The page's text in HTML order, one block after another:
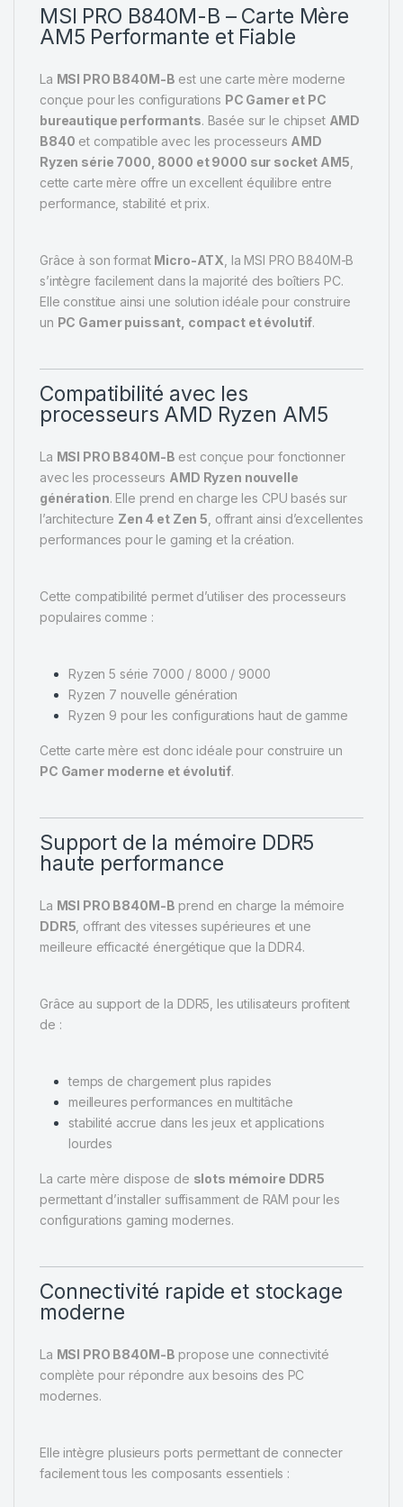
MSI PRO B840M-B – Carte Mère
AM5 Performante et Fiable
La MSI PRO B840M-B est une carte mère moderne
conçue pour les configurations PC Gamer et PC
bureautique performants. Basée sur le chipset AMD
B840 et compatible avec les processeurs AMD
Ryzen série 7000, 8000 et 9000 sur socket AM5
cette carte mère offre un excellent équilibre entre
performance, stabilité et prix.
Grâce à son format Micro-ATX , la MSI PRO B840M-B
s’intègre facilement dans la majorité des boîtiers PC.
Elle constitue ainsi une solution idéale pour construire
un PC Gamer puissant, compact et évolutif.
Compatibilité avec les
processeurs AMD Ryzen AM5
La MSI PRO B840M-B est conçue pour fonctionner
avec les processeurs AMD Ryzen nouvelle
génération. Elle prend en charge les CPU basés sur
l’architecture Zen 4 et Zen 5 , offrant ainsi d’excellentes
performances pour le gaming et la création.
Cette compatibilité permet d’utiliser des processeurs
populaires comme :
Ryzen 5 série 7000 / 8000 / 9000
Ryzen 7 nouvelle génération
Ryzen 9 pour les configurations haut de gamme
Cette carte mère est donc idéale pour construire un
PC Gamer moderne et évolutif.
Support de la mémoire DDR5
haute performance
La MSI PRO B840M-B prend en charge la mémoire
DDR5 , offrant des vitesses supérieures et une
meilleure efficacité énergétique que la DDR4.
Grâce au support de la DDR5, les utilisateurs profitent
de :
temps de chargement plus rapides
meilleures performances en multitâche
stabilité accrue dans les jeux et applications
lourdes
La carte mère dispose de slots mémoire DDR5
permettant d’installer suffisamment de RAM pour les
configurations gaming modernes.
Connectivité rapide et stockage
moderne
La MSI PRO B840M-B propose une connectivité
complète pour répondre aux besoins des PC
modernes.
Elle intègre plusieurs ports permettant de connecter
facilement tous les composants essentiels :